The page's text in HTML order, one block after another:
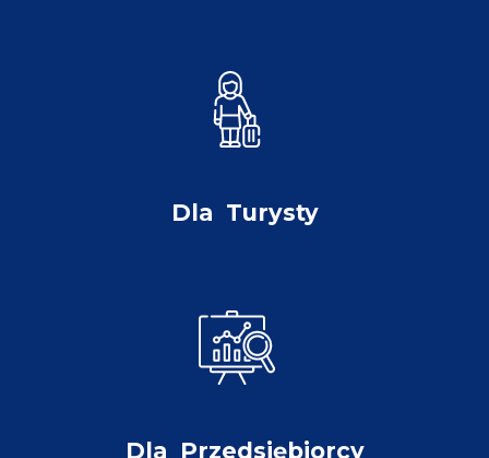
Dla Turysty
Dla Przedsiębiorcy